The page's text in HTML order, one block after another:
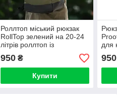
Роллтоп міський рюкзак
RollTop зелений на 20-24
літрів роллтоп із
950₴
Купити
для
950